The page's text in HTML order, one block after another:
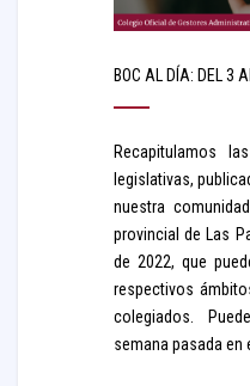
BOC AL DÍA: DEL 3
Recapitulamos
legislativas,
nuestra
provincial de Las
de 2022, que
respectivos
colegiados.
semana pasada en